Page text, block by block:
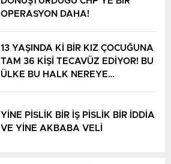
OPERASYON DAHA!
13 YAŞINDA Kİ BİR KIZ ÇOCUĞUNA
TAM 36 KİŞİ TECAVÜZ EDİYOR! BU
ÜLKE BU HALK NEREYE
YİNE PİSLİK BİR İŞ PİSLİK BİR İDDİA
VE YİNE AKBABA VELİ